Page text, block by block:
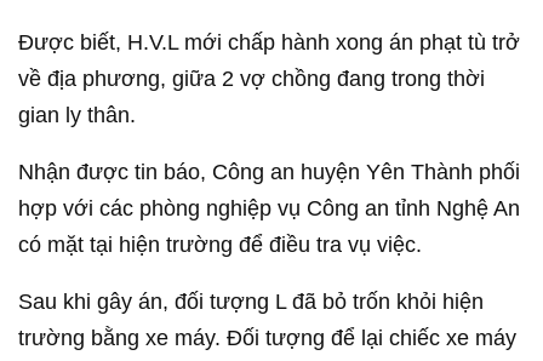
Được biết, H.V.L mới chấp hành xong án phạt tù trở
về địa phương, giữa 2 vợ chồng đang trong thời
gian ly thân.
Nhận được tin báo, Công an huyện Yên Thành phối
hợp với các phòng nghiệp vụ Công an tỉnh Nghệ An
có mặt tại hiện trường để điều tra vụ việc.
Sau khi gây án, đối tượng L đã bỏ trốn khỏi hiện
trường bằng xe máy. Đối tượng để lại chiếc xe máy